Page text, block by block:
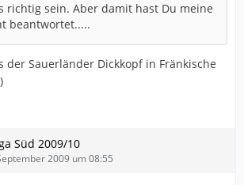
richtig sein. Aber damit hast Du meine
beantwortet.....
der Sauerländer Dickkopf in Fränkische
Süd 2009/10
2009 um 08:55